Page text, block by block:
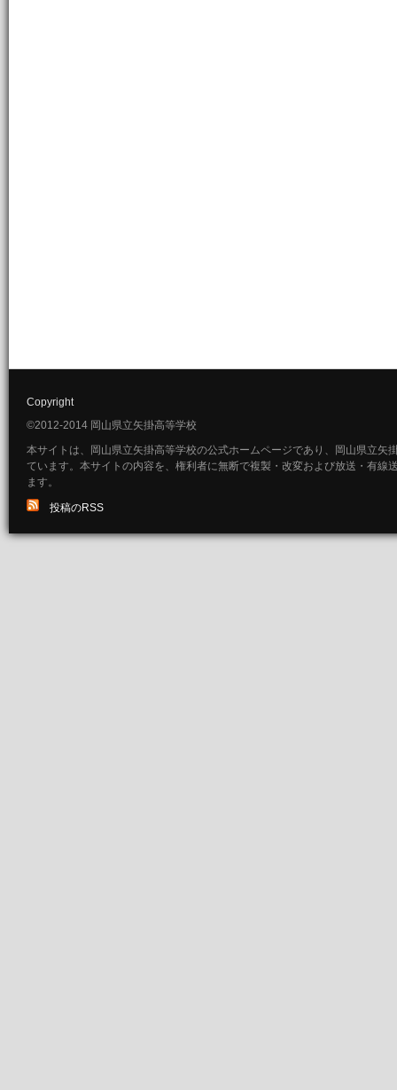
Copyright
©2012-2014 岡山県立矢掛高等学校
本サイトは、岡山県立矢掛高等学校の公式ホームページであり、岡山県立矢
ています。本サイトの内容を、権利者に無断で複製・改変および放送・有線
ます。
投稿のRSS